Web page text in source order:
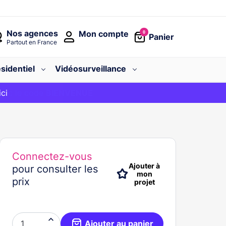
Nos agences
Partout en France
0
Panier
Mon compte
Vidéosurveillance
le code
Connectez-vous
pour consulter les
prix
Ajouter à
mon
projet
 Ajouter au panier